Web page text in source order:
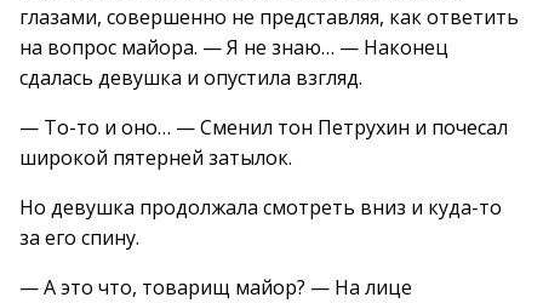
глазами, совершенно не представляя, как ответить
на вопрос майора. — Я не знаю… — Наконец
сдалась девушка и опустила взгляд.
— То-то и оно… — Сменил тон Петрухин и почесал
широкой пятерней затылок.
Но девушка продолжала смотреть вниз и куда-то
за его спину.
— А это что, товарищ майор? — На лице